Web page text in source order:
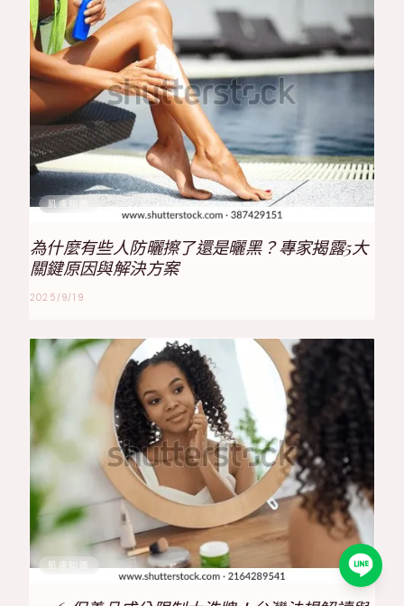
肌膚知識
為什麼有些人防曬擦了還是曬黑？專家揭露5大
關鍵原因與解決方案
2025/9/19
肌膚知識